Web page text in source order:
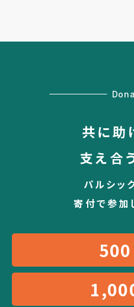
共に助
支え合
パルシッ
寄付で参加
500